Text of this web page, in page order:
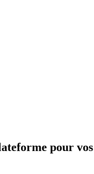
pour vos